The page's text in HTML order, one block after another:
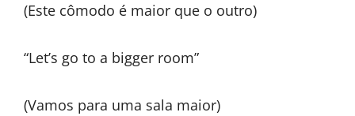
(Este cômodo é maior que o outro)
“Let’s go to a bigger room”
(Vamos para uma sala maior)